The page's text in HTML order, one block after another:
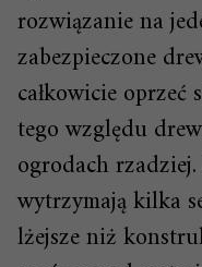
rozwiązanie na
zabezpieczone
całkowicie
tego względu
ogrodach
wytrzymają kilka
lżejsze niż